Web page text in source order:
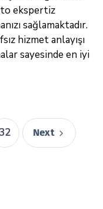
ekspertiz
sağlamaktadır.
hizmet anlayışı
sayesinde en iyi
32 Next